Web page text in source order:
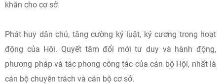
khăn cho cơ sở.
Phát huy dân chủ, tăng cường kỷ luật, kỷ cương trong hoạt
động của Hội. Quyết tâm đổi mới tư duy và hành động,
phương pháp và tác phong công tác của cán bộ Hội, nhất là
cán bộ chuyên trách và cán bộ cơ sở.